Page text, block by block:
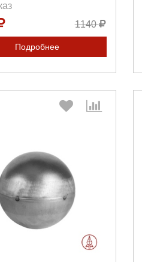
1140
Подробнее
количество: